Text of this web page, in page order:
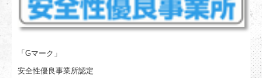
「Gマーク」
安全性優良事業所認定